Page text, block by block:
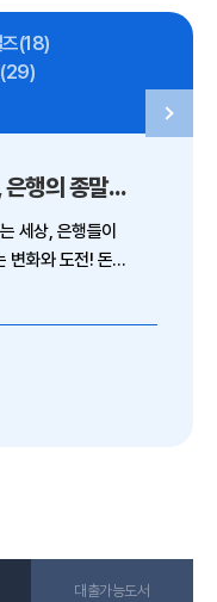
(18)
(29)
디지털뱅크, 은행의 종말을 고하다
세상, 은행들이
화와 도전! 돈
CEO였던 존 리
대출가능도서